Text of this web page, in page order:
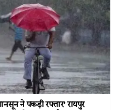
ने पकड़ी रफ्तार’ रायपुर